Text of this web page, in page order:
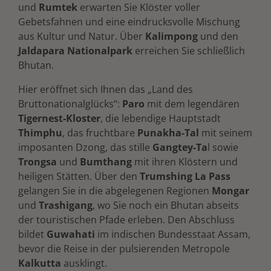
und Rumtek erwarten Sie Klöster voller
Gebetsfahnen und eine eindrucksvolle Mischung
aus Kultur und Natur. Über Kalimpong und den
Jaldapara Nationalpark erreichen Sie schließlich
Bhutan.
Hier eröffnet sich Ihnen das „Land des
Bruttonationalglücks“: Paro mit dem legendären
Tigernest-Kloster, die lebendige Hauptstadt
Thimphu, das fruchtbare Punakha-Tal mit seinem
imposanten Dzong, das stille Gangtey-Tal sowie
Trongsa und Bumthang mit ihren Klöstern und
heiligen Stätten. Über den Trumshing La Pass
gelangen Sie in die abgelegenen Regionen Mongar
und Trashigang, wo Sie noch ein Bhutan abseits
der touristischen Pfade erleben. Den Abschluss
bildet Guwahati im indischen Bundesstaat Assam,
bevor die Reise in der pulsierenden Metropole
Kalkutta ausklingt.